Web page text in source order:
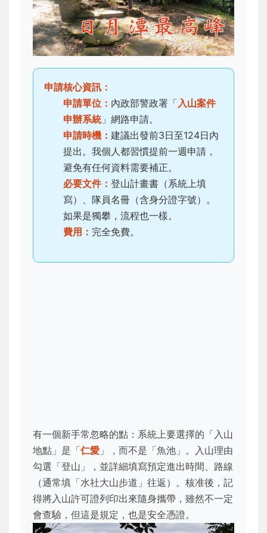
申請核心資訊：
申請單位： 內政部警政署「入山案件
申辦系統」網路申請。
申請時機： 建議出發前3日至124日內
提出。我個人都習慣提前一週申請，
避免有任何資料需要補正。
必要文件： 登山計畫書（系統上填
寫）、隊員名冊（含身分證字號）。
如果是獨攀，流程也一樣。
費用： 完全免費。
有一個新手常忽略的點：系統上要選擇的「入山
地點」是「仁愛 」，而不是「魚池」。入山理由
勾選「登山」，並詳細填寫預定進出時間、路線
（通常填「水社大山步道」往返）。核准後，記
得將入山許可證列印出來隨身攜帶，雖然不一定
會查驗，但這是規定，也是安全憑證。